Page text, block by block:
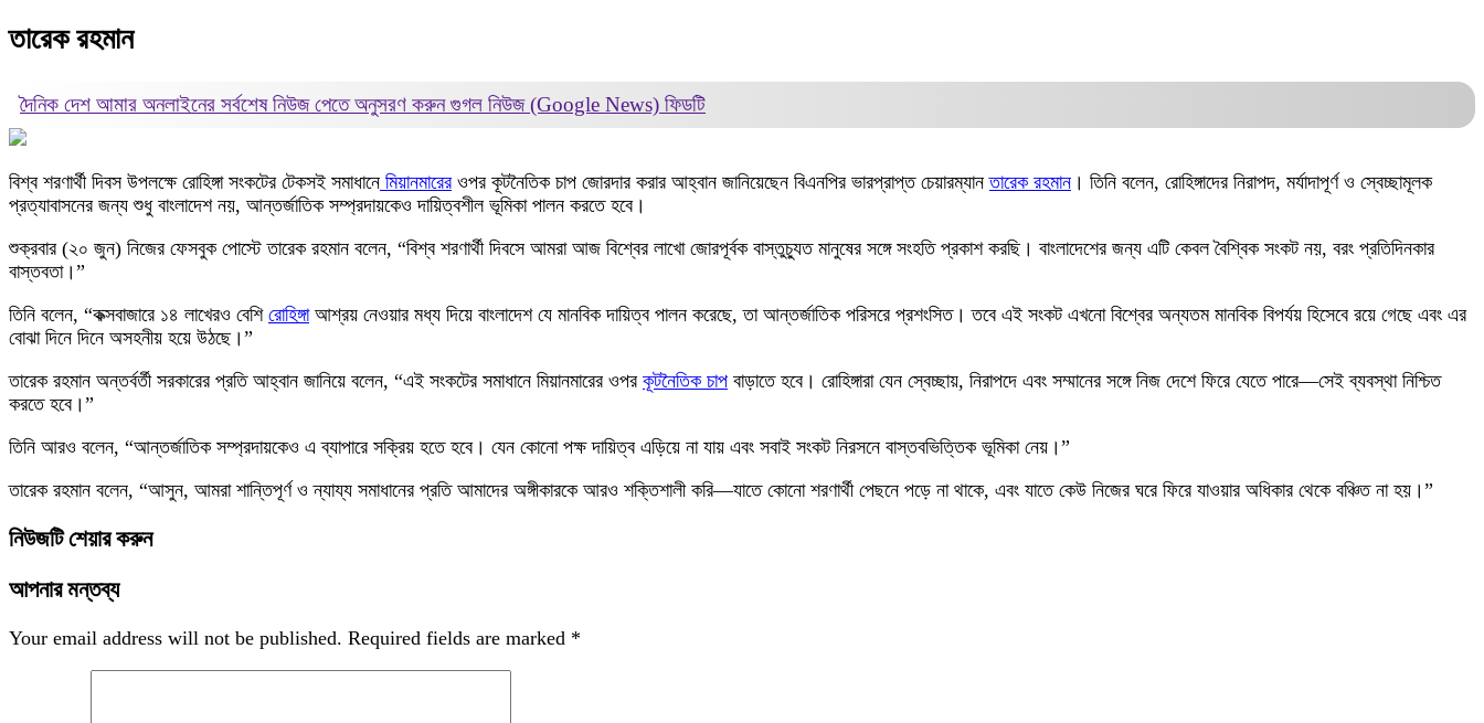
তারেক রহমান
দৈনিক দেশ আমার অনলাইনের সর্বশেষ নিউজ পেতে অনুসরণ করুনগুগল নিউজ (Google News) ফিডটি
বিশ্ব শরণার্থী দিবস উপলক্ষে রোহিঙ্গা সংকটের টেকসই সমাধানে মিয়ানমারেরওপর কূটনৈতিক চাপ জোরদার করার আহ্বান জানিয়েছেন বিএনপির ভারপ্রাপ্ত চেয়ারম্যানতারেক রহমান । তিনি বলেন, রোহিঙ্গাদের নিরাপদ, মর্যাদাপূর্ণ ও স্বেচ্ছামূলক
প্রত্যাবাসনের জন্য শুধু বাংলাদেশ নয়, আন্তর্জাতিক সম্প্রদায়কেও দায়িত্বশীল ভূমিকা পালন করতে হবে।
শুক্রবার (২০ জুন) নিজের ফেসবুক পোস্টে তারেক রহমান বলেন, “বিশ্ব শরণার্থী দিবসে আমরা আজ বিশ্বের লাখো জোরপূর্বক বাস্তুচ্যুত মানুষের সঙ্গে সংহতি প্রকাশ করছি। বাংলাদেশের জন্য এটি কেবল বৈশ্বিক সংকট নয়, বরং প্রতিদিনকার
বাস্তবতা।”
তিনি বলেন, “কক্সবাজারে ১৪ লাখেরও বেশি রোহিঙ্গাআশ্রয় নেওয়ার মধ্য দিয়ে বাংলাদেশ যে মানবিক দায়িত্ব পালন করেছে, তা আন্তর্জাতিক পরিসরে প্রশংসিত। তবে এই সংকট এখনো বিশ্বের অন্যতম মানবিক বিপর্যয় হিসেবে রয়ে গেছে এবং এর
বোঝা দিনে দিনে অসহনীয় হয়ে উঠছে।”
তারেক রহমান অন্তর্বর্তী সরকারের প্রতি আহ্বান জানিয়ে বলেন, “এই সংকটের সমাধানে মিয়ানমারের ওপর কূটনৈতিক চাপ বাড়াতে হবে। রোহিঙ্গারা যেন স্বেচ্ছায়, নিরাপদে এবং সম্মানের সঙ্গে নিজ দেশে ফিরে যেতে পারে—সেই ব্যবস্থা নিশ্চিত
করতে হবে।”
তিনি আরও বলেন, “আন্তর্জাতিক সম্প্রদায়কেও এ ব্যাপারে সক্রিয় হতে হবে। যেন কোনো পক্ষ দায়িত্ব এড়িয়ে না যায় এবং সবাই সংকট নিরসনে বাস্তবভিত্তিক ভূমিকা নেয়।”
তারেক রহমান বলেন, “আসুন, আমরা শান্তিপূর্ণ ও ন্যায্য সমাধানের প্রতি আমাদের অঙ্গীকারকে আরও শক্তিশালী করি—যাতে কোনো শরণার্থী পেছনে পড়ে না থাকে, এবং যাতে কেউ নিজের ঘরে ফিরে যাওয়ার অধিকার থেকে বঞ্চিত না হয়।”
নিউজটি শেয়ার করুন
আপনার মন্তব্য
Your email address will not be published. Required fields are marked *